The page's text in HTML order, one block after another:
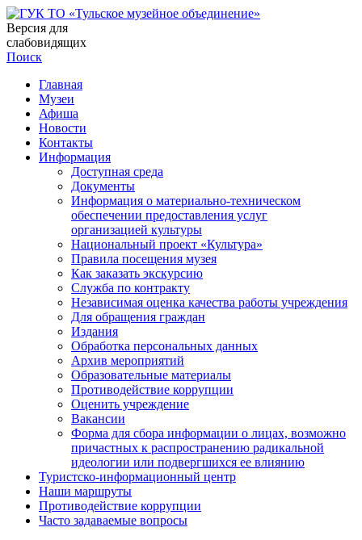
Версия для
слабовидящих
Поиск
Главная
Музеи
Афиша
Новости
Контакты
Информация
Доступная среда
Документы
Информация о материально-техническом
обеспечении предоставления услуг
организацией культуры
Национальный проект «Культура»
Правила посещения музея
Как заказать экскурсию
Служба по контракту
Независимая оценка качества работы учреждения
Для обращения граждан
Издания
Обработка персональных данных
Архив мероприятий
Образовательные материалы
Противодействие коррупции
Оценить учреждение
Вакансии
Форма для сбора информации о лицах, возможно
причастных к распространению радикальной
идеологии или подвергшихся ее влиянию
Туристско-информационный центр
Наши маршруты
Противодействие коррупции
Часто задаваемые вопросы